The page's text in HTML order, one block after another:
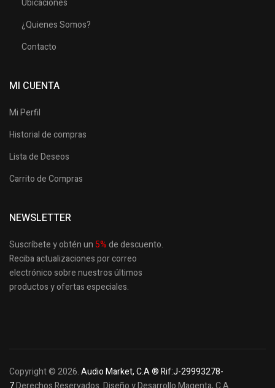
¿Quienes Somos?
Contacto
MI CUENTA
Mi Perfil
Historial de compras
Lista de Deseos
Carrito de Compras
NEWSLETTER
Suscríbete y obtén un 5%de descuento.
Reciba actualizaciones por correo
electrónico sobre nuestros últimos
productosy ofertas especiales.
Copyright © 2026.Audio Market, C.A ® Rif:J-29993278-